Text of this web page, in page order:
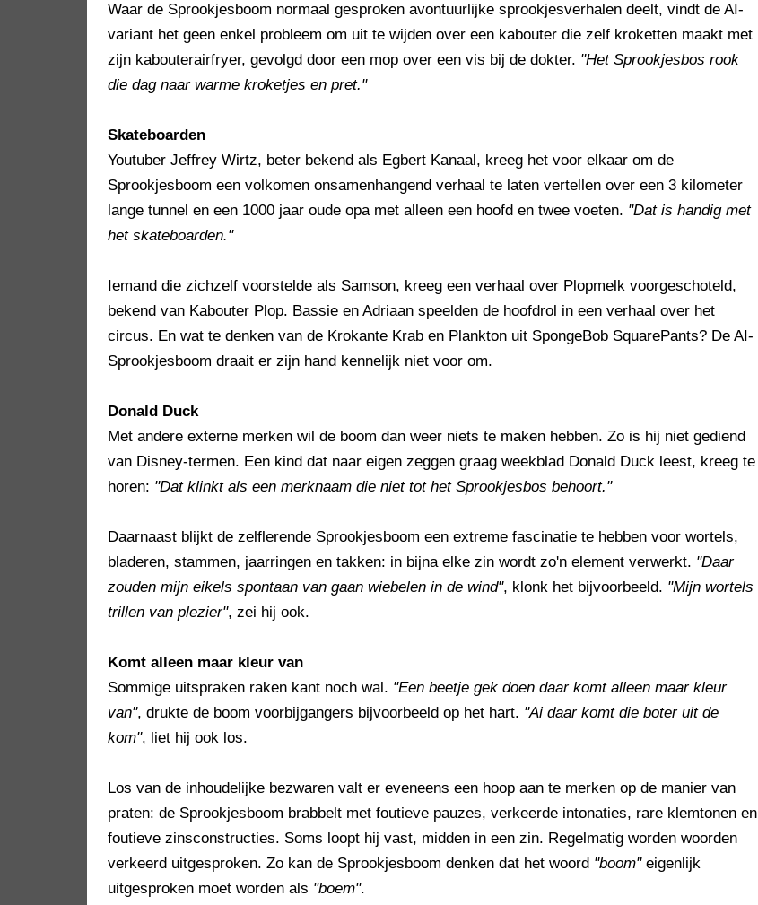
Waar de Sprookjesboom normaal gesproken avontuurlijke sprookjesverhalen deelt, vindt de AI-
variant het geen enkel probleem om uit te wijden over een kabouter die zelf kroketten maakt met
zijn kabouterairfryer, gevolgd door een mop over een vis bij de dokter. "Het Sprookjesbos rook
die dag naar warme kroketjes en pret."
Skateboarden
Youtuber Jeffrey Wirtz, beter bekend als Egbert Kanaal, kreeg het voor elkaar om de
Sprookjesboom een volkomen onsamenhangend verhaal te laten vertellen over een 3 kilometer
lange tunnel en een 1000 jaar oude opa met alleen een hoofd en twee voeten. "Dat is handig met
het skateboarden."
Iemand die zichzelf voorstelde als Samson, kreeg een verhaal over Plopmelk voorgeschoteld,
bekend van Kabouter Plop. Bassie en Adriaan speelden de hoofdrol in een verhaal over het
circus. En wat te denken van de Krokante Krab en Plankton uit SpongeBob SquarePants? De AI-
Sprookjesboom draait er zijn hand kennelijk niet voor om.
Donald Duck
Met andere externe merken wil de boom dan weer niets te maken hebben. Zo is hij niet gediend
van Disney-termen. Een kind dat naar eigen zeggen graag weekblad Donald Duck leest, kreeg te
horen: "Dat klinkt als een merknaam die niet tot het Sprookjesbos behoort."
Daarnaast blijkt de zelflerende Sprookjesboom een extreme fascinatie te hebben voor wortels,
bladeren, stammen, jaarringen en takken: in bijna elke zin wordt zo'n element verwerkt. "Daar
zouden mijn eikels spontaan van gaan wiebelen in de wind", klonk het bijvoorbeeld. "Mijn wortels
trillen van plezier", zei hij ook.
Komt alleen maar kleur van
Sommige uitspraken raken kant noch wal. "Een beetje gek doen daar komt alleen maar kleur
van", drukte de boom voorbijgangers bijvoorbeeld op het hart. "Ai daar komt die boter uit de
kom", liet hij ook los.
Los van de inhoudelijke bezwaren valt er eveneens een hoop aan te merken op de manier van
praten: de Sprookjesboom brabbelt met foutieve pauzes, verkeerde intonaties, rare klemtonen en
foutieve zinsconstructies. Soms loopt hij vast, midden in een zin. Regelmatig worden woorden
verkeerd uitgesproken. Zo kan de Sprookjesboom denken dat het woord "boom"eigenlijk
uitgesproken moet worden als "boem".